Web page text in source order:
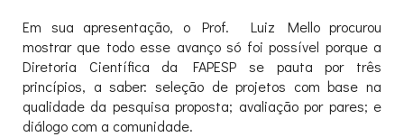
Em sua apresentação, o Prof. Luiz Mello procurou
mostrar que todo esse avanço só foi possível porque a
Diretoria Científica da FAPESP se pauta por três
princípios, a saber: seleção de projetos com base na
qualidade da pesquisa proposta; avaliação por pares; e
diálogo com a comunidade.